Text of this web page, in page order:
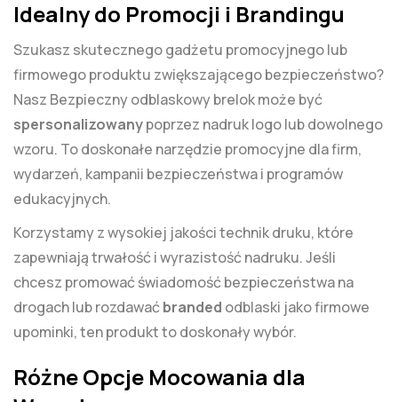
Idealny do Promocji i Brandingu
Szukasz skutecznego gadżetu promocyjnego lub
firmowego produktu zwiększającego bezpieczeństwo?
Nasz Bezpieczny odblaskowy brelok może być
spersonalizowanypoprzez nadruk logo lub dowolnego
wzoru. To doskonałe narzędzie promocyjne dla firm,
wydarzeń, kampanii bezpieczeństwa i programów
edukacyjnych.
Korzystamy z wysokiej jakości technik druku, które
zapewniają trwałość i wyrazistość nadruku. Jeśli
chcesz promować świadomość bezpieczeństwa na
drogach lub rozdawaćbranded odblaski jako firmowe
upominki, ten produkt to doskonały wybór.
Różne Opcje Mocowania dla